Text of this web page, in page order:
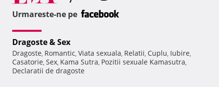
Urmareste-ne pe
Dragoste & Sex
Dragoste, Romantic, Viata sexuala, Relatii, Cuplu, Iubire,
Casatorie, Sex, Kama Sutra, Pozitii sexuale Kamasutra,
Declaratii de dragoste